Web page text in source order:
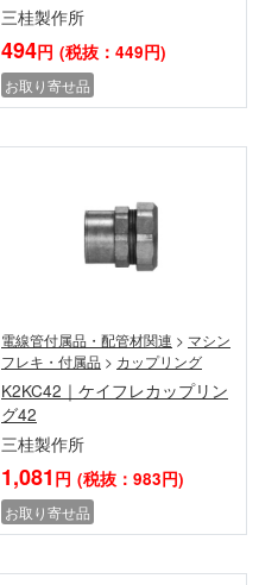
三桂製作所
494円 (税抜：449円)
お取り寄せ品
電線管付属品・配管材関連 > マシン
フレキ・付属品 > カップリング
K2KC42｜ケイフレカップリン
グ42
三桂製作所
1,081 円 (税抜：983円)
お取り寄せ品